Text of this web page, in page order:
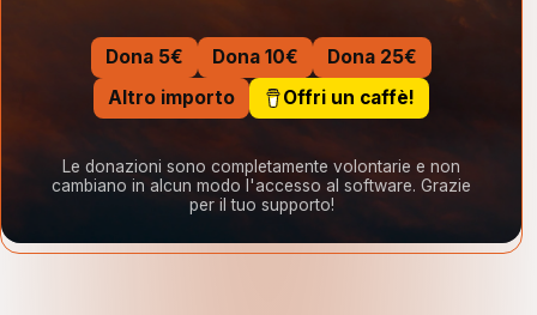
Dona 5€ Dona 10€
Dona 25€
Altro importo
Offri un caffè!
Le donazioni sono completamente volontarie e non
cambiano in alcun modo l'accesso al software. Grazie
per il tuo supporto!